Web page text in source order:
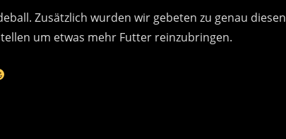
Zusätzlich wurden wir gebeten zu genau diesen
um etwas mehr Futter reinzubringen.